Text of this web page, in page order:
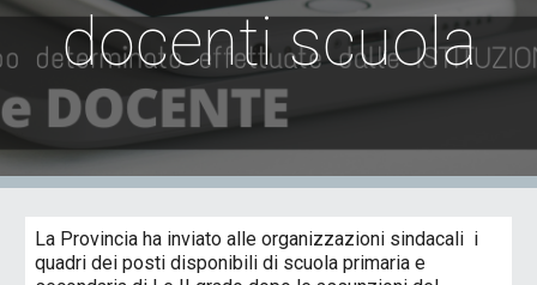
docenti scuola
La Provincia ha inviato alle organizzazioni sindacali i
quadri dei posti disponibili di scuola primaria e